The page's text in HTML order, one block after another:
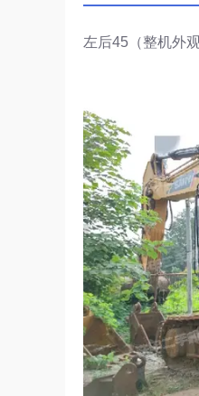
左后45（整机外观